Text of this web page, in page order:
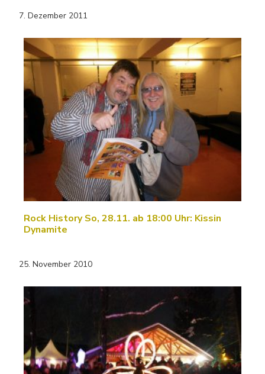
7. Dezember 2011
Rock History So, 28.11. ab 18:00 Uhr: Kissin
Dynamite
25. November 2010